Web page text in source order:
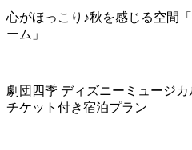
心がほっこり♪秋を感じる空間
ーム」
劇団四季 ディズニーミュージ
チケット付き宿泊プラン